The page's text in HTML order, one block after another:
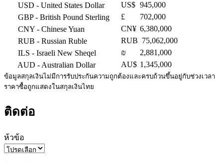
USD - United States Dollar US$ 945,000
GBP- British Pound Sterling £
702,000
CNY - Chinese Yuan CN¥ 6,380,000
RUB - Russian Ruble RUB 75,062,000
ILS - Israeli New Sheqel ₪
2,881,000
AUD - Australian Dollar AU$ 1,345,000
ข้อมูลสกุลเงินไม่มีการรับประกันความถูกต้องและครบถ้วนขึ้นอยู่กับช่วงเวลา
ราคาซื้อถูกแสดงในสกุลเงินไทย
ติดต่อ
ห้วข้อ